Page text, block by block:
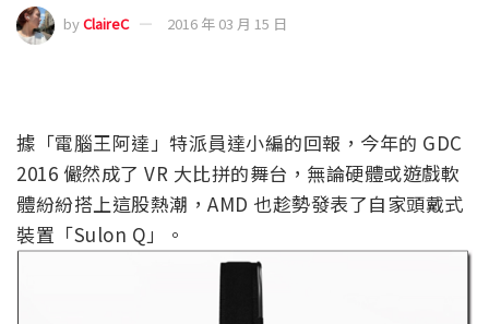
byClaireC 2016 年 03 月 15 日
據「電腦王阿達」特派員達小編的回報，今年的 GDC
2016 儼然成了 VR 大比拼的舞台，無論硬體或遊戲軟
體紛紛搭上這股熱潮，AMD 也趁勢發表了自家頭戴式
裝置「Sulon Q」。